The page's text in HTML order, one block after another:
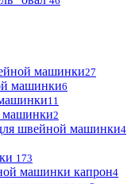
машинки27
машинки6
11
машинки2
швейной машинки4
173
машинки капрон4